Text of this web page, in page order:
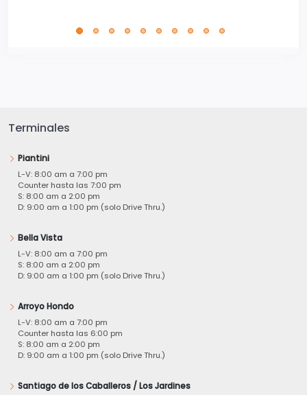
Terminales
Piantini
L-V: 8:00 am a 7:00 pm
Counter hasta las 7:00 pm
S: 8:00 am a 2:00 pm
D: 9:00 am a 1:00 pm (solo Drive Thru.)
Bella Vista
L-V: 8:00 am a 7:00 pm
S: 8:00 am a 2:00 pm
D: 9:00 am a 1:00 pm (solo Drive Thru.)
Arroyo Hondo
L-V: 8:00 am a 7:00 pm
Counter hasta las 6:00 pm
S: 8:00 am a 2:00 pm
D: 9:00 am a 1:00 pm (solo Drive Thru.)
Santiago de los Caballeros / Los Jardines